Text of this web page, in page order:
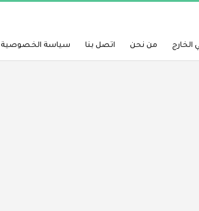
الخارج من نحن اتصل بنا سياسة الخصوصية